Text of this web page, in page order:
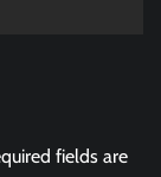
fields are